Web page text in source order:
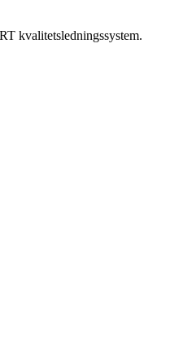
kvalitetsledningssystem.